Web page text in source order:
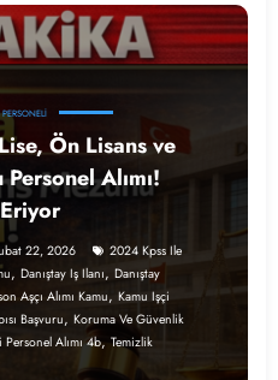
Ön Lisans ve
Alımı!
22, 2026
2024 Kpss Ile
, Danıştay Iş Ilanı, Danıştay
Aşçı Alımı Kamu, Kamu Işçi
Başvuru, Koruma Ve Güvenlik
Personel Alımı 4b,Temizlik